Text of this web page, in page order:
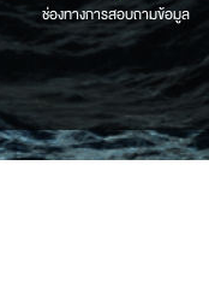
ช่องทางการสอบถามข้อมูล